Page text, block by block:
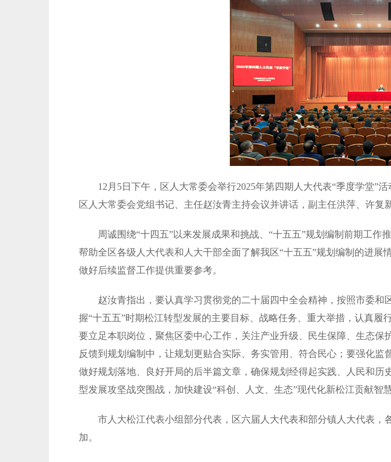
12月5日下午，区人大常委会举行2025年第四期人大代表“季度学堂”
区人大常委会党组书记、主任赵汝青主持会议并讲话，副主任洪萍、许复
周诚围绕“十四五”以来发展成果和挑战、“十五五”规划编制前期工作
帮助全区各级人大代表和人大干部全面了解我区“十五五”规划编制的进
做好后续监督工作提供重要参考。
赵汝青指出，要认真学习贯彻党的二十届四中全会精神，按照市委
握“十五五”时期松江转型发展的主要目标、战略任务、重大举措，认真履
要立足本职岗位，聚焦区委中心工作，关注产业升级、民生保障、生态
反馈到规划编制中，让规划更贴合实际、务实管用、符合民心；要强化
做好规划落地、良好开局的后半篇文章，确保规划经得起实践、人民和
型发展攻坚战突围战，加快建设“科创、人文、生态”现代化新松江贡献智慧
市人大松江代表小组部分代表，区六届人大代表和部分镇人大代表
加。